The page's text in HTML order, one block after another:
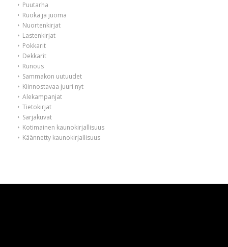
Puutarha
Ruoka ja juoma
Nuortenkirjat
Lastenkirjat
Pokkarit
Dekkarit
Runous
Sammakon uutuudet
Kiinnostavaa juuri nyt
Alekampanjat
Tietokirjat
Sarjakuvat
Kotimainen kaunokirjallisuus
Käännetty kaunokirjallisuus